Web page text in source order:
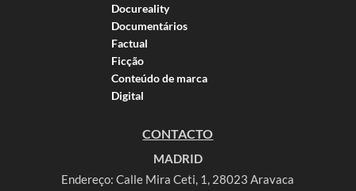
Docureality
Documentários
Factual
Ficção
Conteúdo de marca
Digital
CONTACTO
MADRID
Endereço: Calle Mira Ceti, 1, 28023 Aravaca